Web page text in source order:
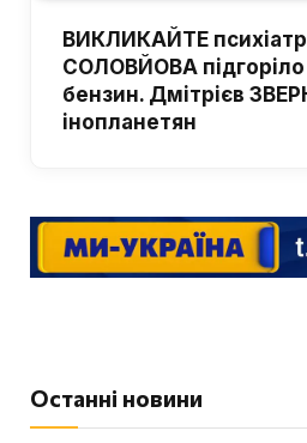
ВИКЛИКАЙТЕ
СОЛОВЙОВА
бензин. Дмітрієв
інопланетян
Останні новини